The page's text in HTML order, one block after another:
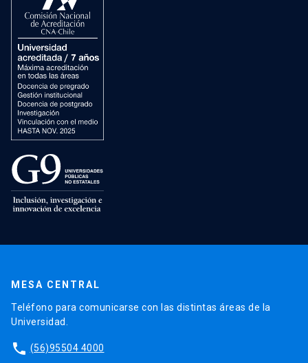
MESA CENTRAL
Teléfono para comunicarse con las distintas áreas de la
Universidad.
phone (56)95504 4000